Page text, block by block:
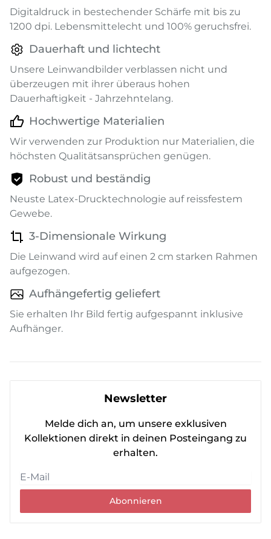
Digitaldruck in bestechender Schärfe mit bis zu
1200 dpi. Lebensmittelecht und 100% geruchsfrei.
Dauerhaft und lichtecht
Unsere Leinwandbilder verblassen nicht und
überzeugen mit ihrer überaus hohen
Dauerhaftigkeit - Jahrzehntelang.
Hochwertige Materialien
Wir verwenden zur Produktion nur Materialien, die
höchsten Qualitätsansprüchen genügen.
Robust und beständig
Neuste Latex-Drucktechnologie auf reissfestem
Gewebe.
3-Dimensionale Wirkung
Die Leinwand wird auf einen 2 cm starken Rahmen
aufgezogen.
Aufhängefertig geliefert
Sie erhalten Ihr Bild fertig aufgespannt inklusive
Aufhänger.
Newsletter
Melde dich an, um unsere exklusiven
Kollektionen direkt in deinen Posteingang zu
erhalten.
Abonnieren